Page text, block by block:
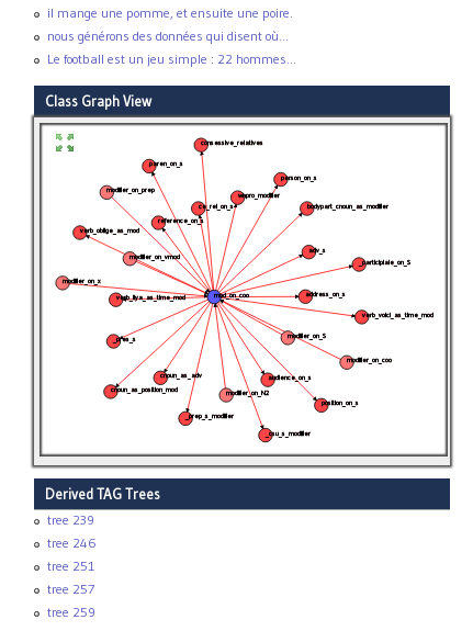
il mange une pomme, et ensuite une poire.
nous générons des données qui disent où...
Le football est un jeu simple : 22 hommes...
Class Graph View
mod_on_coo
cnoun_as_position_mod
bodypart_cnoun_as_modifier
cnoun_as_adv
person_on_s
audience_on_s
reference_on_s
position_on_s
paren_on_s
address_on_s
verb_ilya_as_time_mod
verb_voici_as_time_mod
verb_oblige_as_mod
_prep_s_modifier
whpro_modifier
_csu_s_modifier
consessive_relatives
adv_s
_pres_s
_participiale_on_S
modifier_on_x
modifier_on_S
modifier_on_vmod
modifier_on_coo
modifier_on_prep
modifier_on_N2
ce_rel_on_s
Derived TAG Trees
tree 239
tree 246
tree 251
tree 257
tree 259